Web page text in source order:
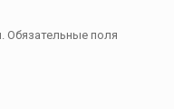
Обязательные поля